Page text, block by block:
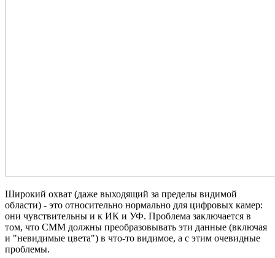
Широкий охват (даже выходящий за пределы видимой
области) - это относительно нормально для цифровых камер:
они чувствительны и к ИК и УФ. Проблема заключается в
том, что CMM должны преобразовывать эти данные (включая
и "невидимые цвета") в что-то видимое, а с этим очевидные
проблемы.